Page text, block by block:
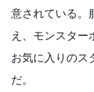
意されている。
え、モンスター
お気に入りのス
だ。